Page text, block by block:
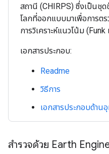
สถานี (CHIRPS) ซึ่งเป็น
โลกที่ออกแบบมาเพื่อการต
การวิเคราะห์แนวโน้ม
เอกสารประกอบ:
Readme
วิธีการ
เอกสารประกอบด้าน
สำรวจด้วย Earth